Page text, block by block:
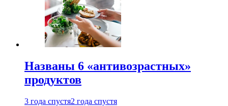
Названы 6 «антивозрастных»
продуктов
3 года спустя2 года спустя